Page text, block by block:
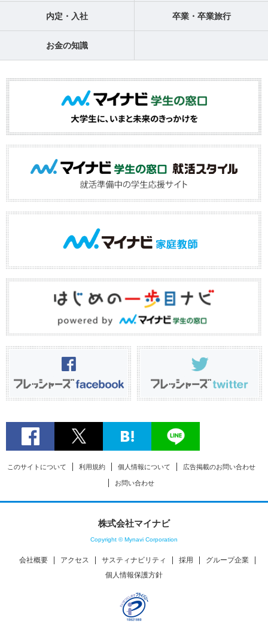
内定・入社 卒業・卒業旅行
お金の知識
このサイトについて 利用規約 個人情報について 広告掲載のお問い合わせ
お問い合わせ
株式会社マイナビ
Copyright © Mynavi Corporation
会社概要 アクセス サスティナビリティ 採用
グループ企業
個人情報保護方針